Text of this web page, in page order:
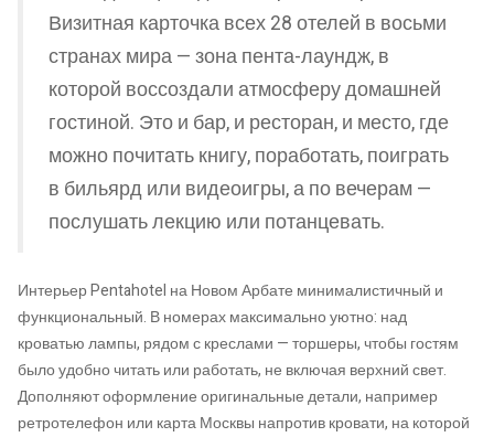
Визитная карточка всех 28 отелей в восьми
странах мира — зона пента-лаундж, в
которой воссоздали атмосферу домашней
гостиной. Это и бар, и ресторан, и место, где
можно почитать книгу, поработать, поиграть
в бильярд или видеоигры, а по вечерам —
послушать лекцию или потанцевать.
Интерьер Pentahotel на Новом Арбате минималистичный и
функциональный. В номерах максимально уютно: над
кроватью лампы, рядом с креслами — торшеры, чтобы гостям
было удобно читать или работать, не включая верхний свет.
Дополняют оформление оригинальные детали, например
ретротелефон или карта Москвы напротив кровати, на которой